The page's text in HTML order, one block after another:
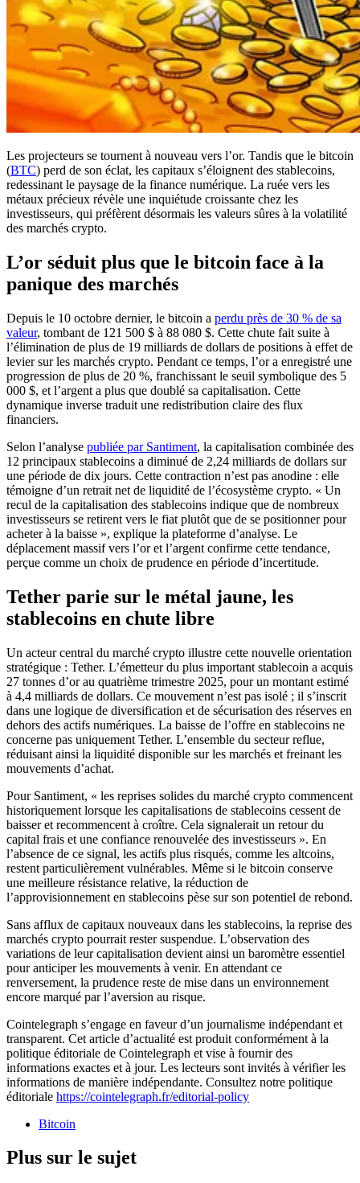
Les projecteurs se tournent à nouveau vers l’or. Tandis que le bitcoin
(BTC) perd de son éclat, les capitaux s’éloignent des stablecoins,
redessinant le paysage de la finance numérique. La ruée vers les
métaux précieux révèle une inquiétude croissante chez les
investisseurs, qui préfèrent désormais les valeurs sûres à la volatilité
des marchés crypto.
L’or séduit plus que le bitcoin face à la
panique des marchés
Depuis le 10 octobre dernier, le bitcoin a perdu près de 30 % de sa
valeur, tombant de 121 500 $ à 88 080 $. Cette chute fait suite à
l’élimination de plus de 19 milliards de dollars de positions à effet de
levier sur les marchés crypto. Pendant ce temps, l’or a enregistré une
progression de plus de 20 %, franchissant le seuil symbolique des 5
000 $, et l’argent a plus que doublé sa capitalisation. Cette
dynamique inverse traduit une redistribution claire des flux
financiers.
Selon l’analyse publiée par Santiment, la capitalisation combinée des
12 principaux stablecoins a diminué de 2,24 milliards de dollars sur
une période de dix jours. Cette contraction n’est pas anodine : elle
témoigne d’un retrait net de liquidité de l’écosystème crypto. « Un
recul de la capitalisation des stablecoins indique que de nombreux
investisseurs se retirent vers le fiat plutôt que de se positionner pour
acheter à la baisse », explique la plateforme d’analyse. Le
déplacement massif vers l’or et l’argent confirme cette tendance,
perçue comme un choix de prudence en période d’incertitude.
Tether parie sur le métal jaune, les
stablecoins en chute libre
Un acteur central du marché crypto illustre cette nouvelle orientation
stratégique : Tether. L’émetteur du plus important stablecoin a acquis
27 tonnes d’or au quatrième trimestre 2025, pour un montant estimé
à 4,4 milliards de dollars. Ce mouvement n’est pas isolé ; il s’inscrit
dans une logique de diversification et de sécurisation des réserves en
dehors des actifs numériques. La baisse de l’offre en stablecoins ne
concerne pas uniquement Tether. L’ensemble du secteur reflue,
réduisant ainsi la liquidité disponible sur les marchés et freinant les
mouvements d’achat.
Pour Santiment, « les reprises solides du marché crypto commencent
historiquement lorsque les capitalisations de stablecoins cessent de
baisser et recommencent à croître. Cela signalerait un retour du
capital frais et une confiance renouvelée des investisseurs ». En
l’absence de ce signal, les actifs plus risqués, comme les altcoins,
restent particulièrement vulnérables. Même si le bitcoin conserve
une meilleure résistance relative, la réduction de
l’approvisionnement en stablecoins pèse sur son potentiel de rebond.
Sans afflux de capitaux nouveaux dans les stablecoins, la reprise des
marchés crypto pourrait rester suspendue. L’observation des
variations de leur capitalisation devient ainsi un baromètre essentiel
pour anticiper les mouvements à venir. En attendant ce
renversement, la prudence reste de mise dans un environnement
encore marqué par l’aversion au risque.
Cointelegraph s’engage en faveur d’un journalisme indépendant et
transparent. Cet article d’actualité est produit conformément à la
politique éditoriale de Cointelegraph et vise à fournir des
informations exactes et à jour. Les lecteurs sont invités à vérifier les
informations de manière indépendante. Consultez notre politique
éditoriale https://cointelegraph.fr/editorial-policy
Bitcoin
Plus sur le sujet